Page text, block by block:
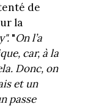
de
la
"On l’a
car, à la
Donc, on
et un
passe